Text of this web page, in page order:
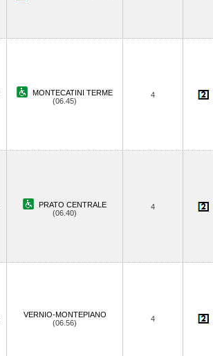
MONTECATINI TERME
(06.45)
4
PRATO CENTRALE
(06.40)
4
VERNIO-MONTEPIANO
(06.56)
4